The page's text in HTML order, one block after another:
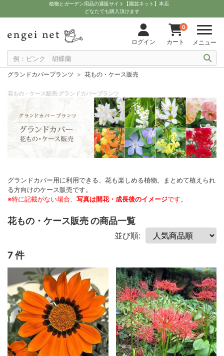
植物とガーデン用品の通販サイト【園芸ネット】本店
どなたでも購入頂けます
ログイン
0
カート メニュー
グランドカバープランツ 花もの・ケース販売
花もの・ケース販売:グランドカバープランツ
グランドカバー用に利用できる、花も楽しめる植物。まとめて植えられ
る方向けのケース販売です。
※特に記載がない場合、 写真は開花・成長後のイメージです。
花もの・ケース販売 の商品一覧
並び順:
7 件